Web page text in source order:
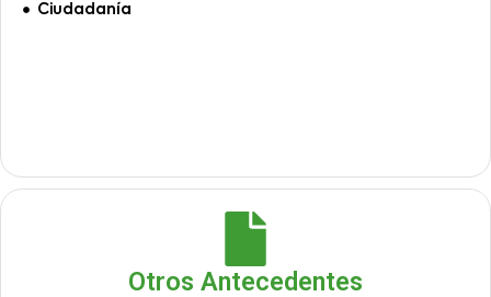
Ciudadanía
Otros Antecedentes